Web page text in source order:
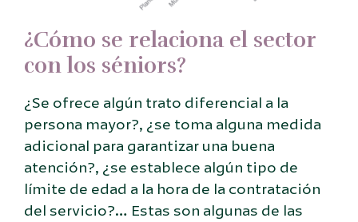
¿Cómo se relaciona el sector
con los séniors?
¿Se ofrece algún trato diferencial a la
persona mayor?, ¿se toma alguna medida
adicional para garantizar una buena
atención?, ¿se establece algún tipo de
límite de edad a la hora de la contratación
del servicio?… Estas son algunas de las